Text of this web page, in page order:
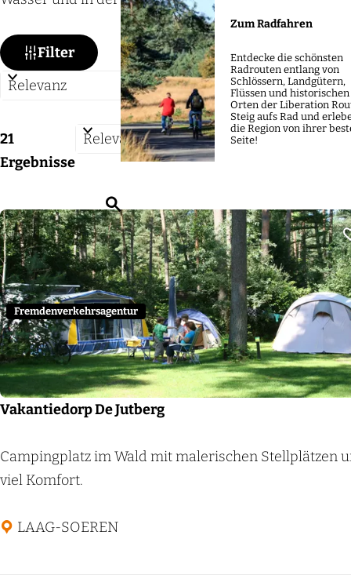
p
a
Zum Radfahren
Entdecke die schönsten
Radrouten entlang von
Schlössern, Landgütern,
Flüssen und historischen
Orten der Liberation
Steig aufs Rad und
die Region von ihrer
Seite!
u
c
h
e
n
W
a
ö
c
t
e
s
t
d
u
u
n
t
n
h
m
Filter
S
o
i
e
e
n
n
a
c
h
:
21
Ergebnisse
S
o
t
i
e
r
e
n
n
a
c
h
Vakantiedorp De Jutberg
V
a
a
Campingplatz im Wald mit malerischen Stellplätzen
viel Komfort.
LAAG-SOEREN
Fremdenverkehrsagentur